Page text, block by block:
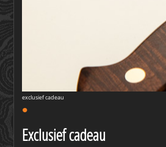
•
exclusief cadeau
Exclusief cadeau